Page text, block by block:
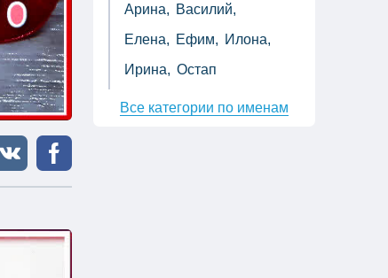
Арина, Василий,
Елена, Ефим, Илона,
Ирина, Остап
Все категории по именам